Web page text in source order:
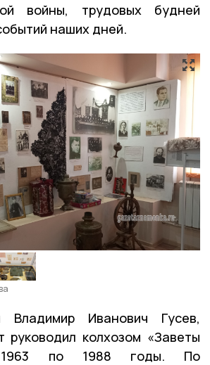
войны, трудовых будней
наших дней.
Владимир Иванович Гусев,
руководил колхозом «Заветы
по 1988 годы. По